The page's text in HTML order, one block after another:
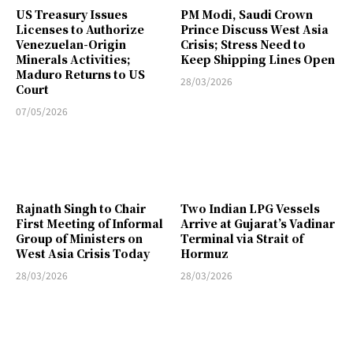
US Treasury Issues
Licenses to Authorize
Venezuelan-Origin
Minerals Activities;
Maduro Returns to US
Court
07/05/2026
PM Modi, Saudi Crown
Prince Discuss West Asia
Crisis; Stress Need to
Keep Shipping Lines Open
28/03/2026
Rajnath Singh to Chair
First Meeting of Informal
Group of Ministers on
West Asia Crisis Today
28/03/2026
Two Indian LPG Vessels
Arrive at Gujarat’s Vadinar
Terminal via Strait of
Hormuz
28/03/2026